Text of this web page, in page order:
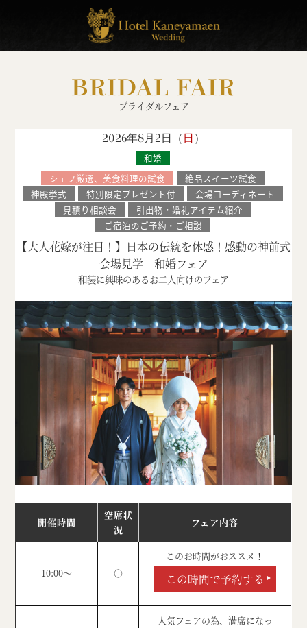
BRIDAL FAIR
ブライダルフェア
2026年8月2日（日）
和婚
シェフ厳選、美食料理の試食
絶品スイーツ試食
神殿挙式
特別限定プレゼント付
会場コーディネート
見積り相談会
引出物・婚礼アイテム紹介
ご宿泊のご予約・ご相談
【大人花嫁が注目！】日本の伝統を体感！感動の神前式
会場見学 和婚フェア
和装に興味のあるお二人向けのフェア
開催時間
空席状
況
フェア内容
10:00～ ○
このお時間がおススメ！
この時間で予約する
人気フェアの為、満席になっ